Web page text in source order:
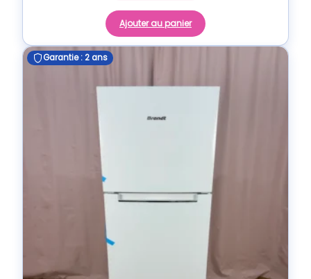
Ajouter au panier
Garantie : 2 ans